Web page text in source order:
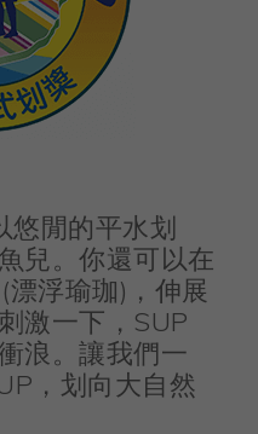
悠閒的平水划
兒。你還可以在
浮瑜珈)，伸展
激一下，SUP
浪。讓我們一
，划向大自然